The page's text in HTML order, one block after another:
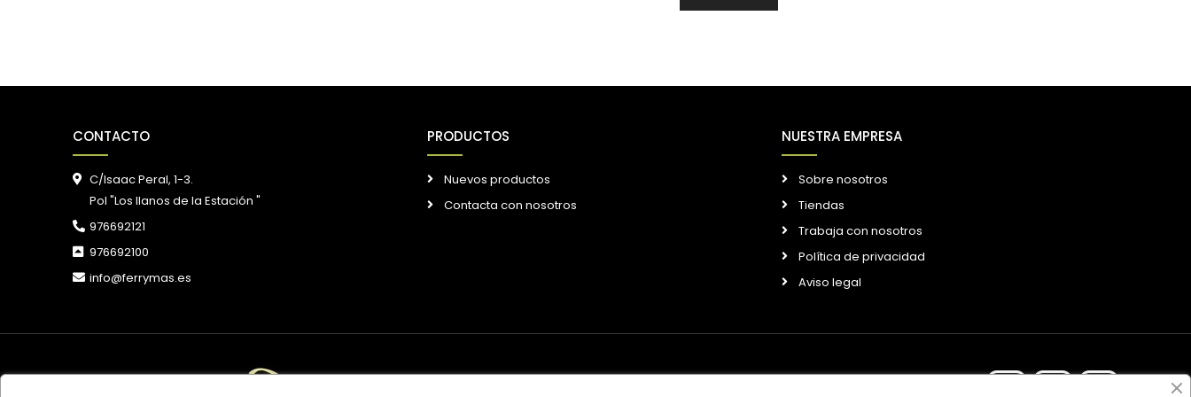
CONTACTO
C/Isaac Peral, 1-3.
Pol "Los llanos de la Estación "
976692121
976692100
info@ferrymas.es
PRODUCTOS
Nuevos productos
Contacta con nosotros
NUESTRA EMPRESA
Sobre nosotros
Tiendas
Trabaja con nosotros
Política de privacidad
Aviso legal